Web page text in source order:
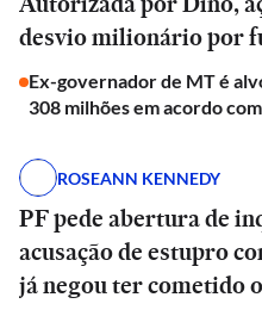
desvio milionário por
Ex-governador de MT é
308 milhões em acordo
ROSEANN KENNEDY
PF pede abertura de
acusação de estupro
já negou ter cometido